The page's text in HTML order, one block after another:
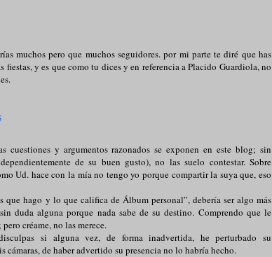
muchos pero que muchos seguidores. por mi parte te diré que has
fiestas, y es que como tu dices y en referencia a Placido Guardiola, no
cuestiones y argumentos razonados se exponen en este blog; sin
de su buen gusto), no las suelo contestar. Sobre
Ud. hace con la mía no tengo yo porque compartir la suya que, eso
que hago y lo que califica de Álbum personal”, debería ser algo más
duda alguna porque nada sabe de su destino. Comprendo que le
créame, no las merece.
si alguna vez, de forma inadvertida, he perturbado su
de haber advertido su presencia no lo habría hecho.